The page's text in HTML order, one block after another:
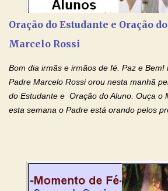
Tocai, Cura! E Restaura! "Jesus, no poder
gerações, através de todas as raízes da
genealógica. Que o Sangue de Jesus,
Oração do Estudante e Oração
Marcelo Rossi
Bom dia irmãs e irmãos de fé. Paz e
Padre Marcelo Rossi orou nesta manhã
do Estudante e Oração do Aluno. Ouça o
esta semana o Padre está orando pelos
intelectualmente e espiritualmente para o
amor Ágape de Jesus e no amor materno